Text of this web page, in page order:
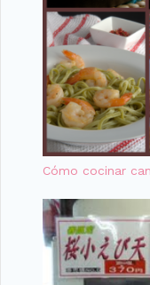
Cómo cocinar